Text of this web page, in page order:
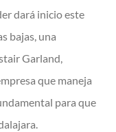
dará inicio este
bajas, una
Garland,
que maneja
para que